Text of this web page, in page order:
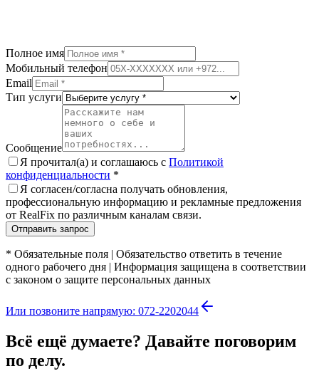
Полное имя
Мобильный телефон
Email
Тип услуги
Сообщение
Я прочитал(а) и соглашаюсь с Политикой
конфиденциальности *
Я согласен/согласна получать обновления,
профессиональную информацию и рекламные предложения
от RealFix по различным каналам связи.
Отправить запрос
* Обязательные поля | Обязательство ответить в течение
одного рабочего дня | Информация защищена в соответствии
с законом о защите персональных данных
Или позвоните напрямую: 072-2202044
Всё ещё думаете? Давайте поговорим
по делу.